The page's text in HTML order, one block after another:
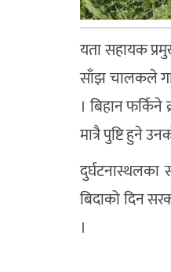
यता सहायक
साँझ चालकले
। बिहान
मात्रै पुष्टि हुने
दुर्घटनास्थलका
बिदाको दिन
।